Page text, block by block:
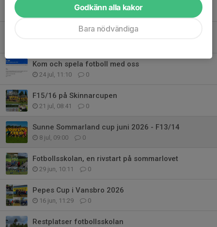
Tidigare nyheter
Sommarveckan 2026
Kom och spela fotboll med oss
24 jul, 11:10 0
F15/16 på Skinnarcupen
21 jul, 08:41 0
Sunne Sommarland cup juni 2026 - F13/14
8 jul, 09:00 0
Fotbollsskolan, en rivstart på sommarlovet
29 jun, 10:11 0
Pepes Cup i Vansbro 2026
16 jun, 11:29 0
Restplatser fotbollsskolan
Godkänn alla kakor
Bara nödvändiga